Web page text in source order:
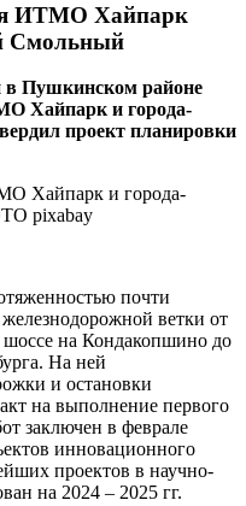
ИТМО Хайпарк
Смольный
в Пушкинском районе
Хайпарк и города-
проект планировки
почти
ветки от
шоссе на Кондакопшино до
На ней
и остановки
на выполнение первого
заключен в феврале
инновационного
проектов в научно-
на 2024 – 2025 гг.